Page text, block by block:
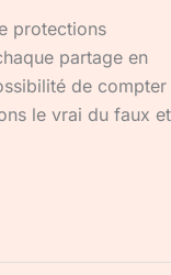
protections
partage en
de compter
le vrai du faux et